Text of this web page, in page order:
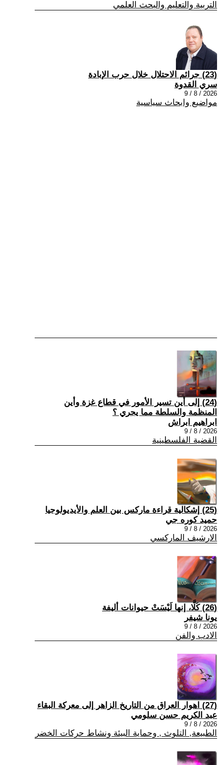
التربية والتعليم والبحث العلمي
(23) جرائم الاحتلال خلال حرب الإبادة
سري القدوة
2026 / 8 / 9
مواضيع وابحاث سياسية
(24) إلى أين تسير الأمور في قطاع غزة وأين
المنظمة والسلطة مما يجري ؟
ابراهيم ابراش
2026 / 8 / 9
القضية الفلسطينية
(25) إشكالية قراءة ماركس بين العلم والأيديولوجيا
حميد كوره جي
2026 / 8 / 9
الارشيف الماركسي
(26) كَلَّا، إنها لَيْسَتْ حيوانات أليفة
يونا شيفر
2026 / 8 / 9
الادب والفن
(27) اهوار العراق من التاريخ الزاهر إلى معركة البقاء
عبد الكريم حسن سلومي
2026 / 8 / 9
الطبيعة, التلوث , وحماية البيئة ونشاط حركات الخضر